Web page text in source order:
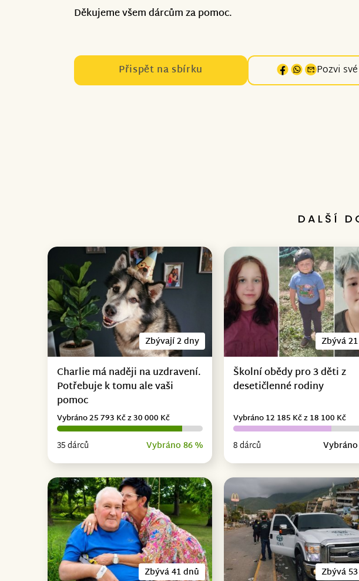
Děkujeme všem dárcům za pomoc.
Přispět na sbírku Pozvi
DALŠÍ
Zbývají 2 dny
Charlie má naději na uzdravení.
Potřebuje k tomu ale vaši
pomoc
35 dárců Vybráno 86 %
Vybráno 25 793 Kč z 30 000 Kč
Zbývá
Školní obědy pro 3 děti z
desetičlenné rodiny
8 dárců
Vybráno 12 185 Kč z 18 100 Kč
Zbývá 41 dnů Zbývá